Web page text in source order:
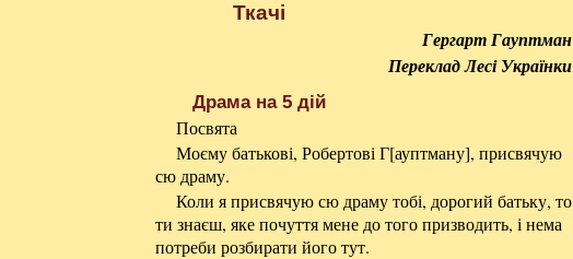
Ткачі
Гергарт Гауптман
Переклад Лесі Українки
Драма на 5 дій
Посвята
Моєму батькові, Робертові Г[ауптману], присвячую
сю драму.
Коли я присвячую сю драму тобі, дорогий батьку, то
ти знаєш, яке почуття мене до того призводить, і нема
потреби розбирати його тут.